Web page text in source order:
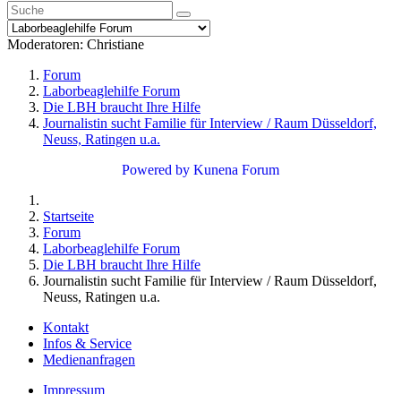
Moderatoren: Christiane
Forum
Laborbeaglehilfe Forum
Die LBH braucht Ihre Hilfe
Journalistin sucht Familie für Interview / Raum Düsseldorf,
Neuss, Ratingen u.a.
Powered by Kunena Forum
Startseite
Forum
Laborbeaglehilfe Forum
Die LBH braucht Ihre Hilfe
Journalistin sucht Familie für Interview / Raum Düsseldorf,
Neuss, Ratingen u.a.
Kontakt
Infos & Service
Medienanfragen
Impressum